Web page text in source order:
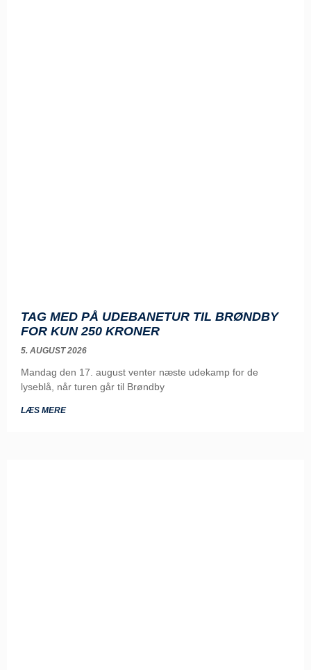
TAG MED PÅ UDEBANETUR TIL BRØNDBY
FOR KUN 250 KRONER
5. AUGUST 2026
Mandag den 17. august venter næste udekamp for de
lyseblå, når turen går til Brøndby
LÆS MERE